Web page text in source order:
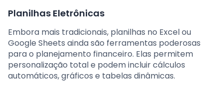
Planilhas Eletrônicas
Embora mais tradicionais, planilhas no Excel ou
Google Sheets ainda são ferramentas poderosas
para o planejamento financeiro. Elas permitem
personalização total e podem incluir cálculos
automáticos, gráficos e tabelas dinâmicas.